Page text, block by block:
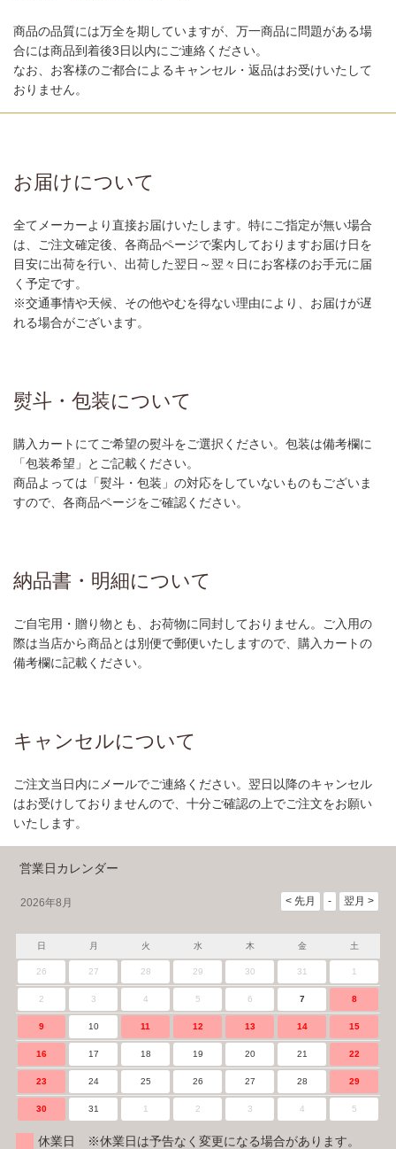
商品の品質には万全を期していますが、万一商品に問題がある場
合には商品到着後3日以内にご連絡ください。
なお、お客様のご都合によるキャンセル・返品はお受けいたして
おりません。
お届けについて
全てメーカーより直接お届けいたします。特にご指定が無い場合
は、ご注文確定後、各商品ページで案内しておりますお届け日を
目安に出荷を行い、出荷した翌日～翌々日にお客様のお手元に届
く予定です。
※交通事情や天候、その他やむを得ない理由により、お届けが遅
れる場合がございます。
熨斗・包装について
購入カートにてご希望の熨斗をご選択ください。包装は備考欄に
「包装希望」とご記載ください。
商品よっては「熨斗・包装」の対応をしていないものもございま
すので、各商品ページをご確認ください。
納品書・明細について
ご自宅用・贈り物とも、お荷物に同封しておりません。ご入用の
際は当店から商品とは別便で郵便いたしますので、購入カートの
備考欄に記載ください。
キャンセルについて
ご注文当日内にメールでご連絡ください。翌日以降のキャンセル
はお受けしておりませんので、十分ご確認の上でご注文をお願い
いたします。
営業日カレンダー
2026年8月
日 月 火 水 木 金 土
26 27 28 29 30 31 1
2 3 4 5 6 7 8
9 10 11 12 13 14 15
16 17 18 19 20 21 22
23 24 25 26 27 28 29
30 31 1 2 3 4 5
休業日 ※休業日は予告なく変更になる場合があります。